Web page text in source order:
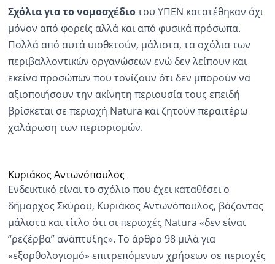
Σχόλια για το νομοσχέδιοτου ΥΠΕΝ κατατέθηκαν όχι
μόνον από φορείς αλλά και από φυσικά πρόσωπα.
Πολλά από αυτά υιοθετούν, μάλιστα, τα σχόλια των
περιβαλλοντικών οργανώσεων ενώ δεν λείπουν και
εκείνα προσώπων που τονίζουν ότι δεν μπορούν να
αξιοποιήσουν την ακίνητη περιουσία τους επειδή
βρίσκεται σε περιοχή Natura και ζητούν περαιτέρω
χαλάρωση των περιορισμών.
Κυριάκος Αντωνόπουλος
Ενδεικτικό είναι το σχόλιο που έχει καταθέσει ο
δήμαρχος Σκύρου, Κυριάκος Αντωνόπουλος, βάζοντας
μάλιστα και τίτλο ότι οι περιοχές Natura «δεν είναι
“ρεζέρβα” ανάπτυξης». Το άρθρο 98 μιλά για
«εξορθολογισμό» επιτρεπόμενων χρήσεων σε περιοχές